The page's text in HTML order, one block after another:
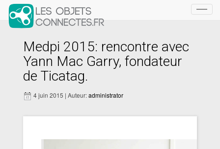
Medpi 2015: rencontre avec
Yann Mac Garry, fondateur
de Ticatag.
4 juin 2015 | Auteur:administrator